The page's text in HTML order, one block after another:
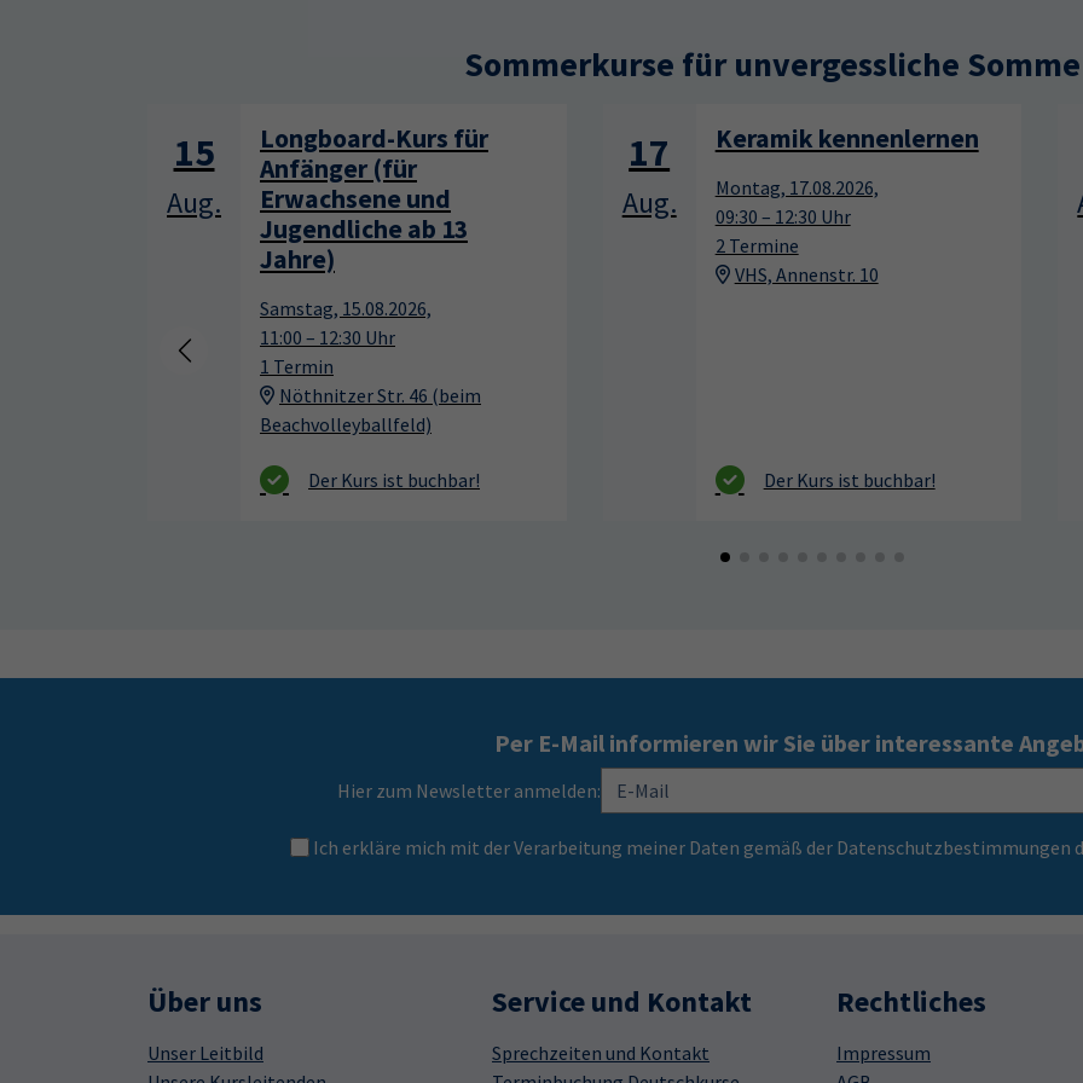
Sommerkurse für unvergessliche
17
Aug.
Keramik kennenlernen
Montag, 17.08.2026,
09:30 – 12:30 Uhr
2 Termine
VHS, Annenstr. 10
17
Aug.
Tennis 60+
Montag, 17.08.2026,
11:00 – 12:00 Uhr
1 Termin
Sportpark Dresden, Südhöhe 28
Per E-Mail informieren wir Sie über interessante
Hier zum Newsletter anmelden:
Ich erkläre mich mit der Verarbeitung meiner Daten gemäß der Datenschutzbestimmungen
Über uns
Unser Leitbild
Service und Kontakt
Sprechzeiten und Kontakt
Rechtliches
Impressum